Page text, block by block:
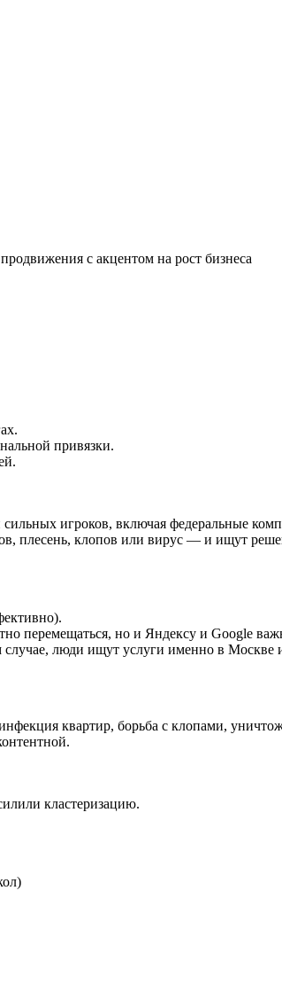
с акцентом на рост бизнеса
привязки.
игроков, включая федеральные
плесень, клопов или вирус — и ищут
перемещаться, но и Яндексу и Google
люди ищут услуги именно в Москве
квартир, борьба с клопами,
кластеризацию.